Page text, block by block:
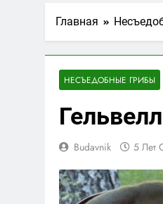
Главная
НЕСЪЕДОБНЫЕ ГРИБЫ
Budavnik 5 Лет